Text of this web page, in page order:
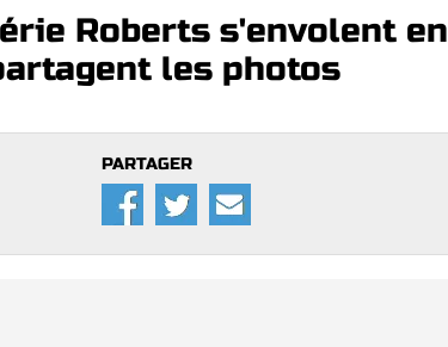
Roberts s'envolent en
les photos
PARTAGER